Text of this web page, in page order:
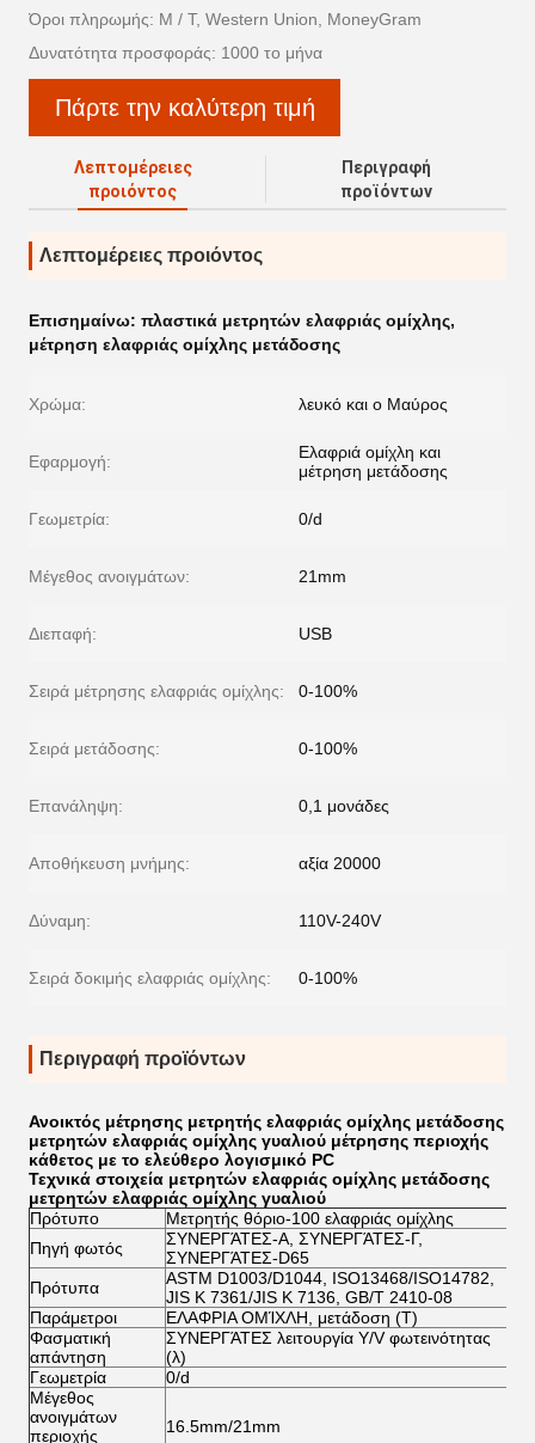
Όροι πληρωμής: Μ / Τ, Western Union, MoneyGram
Δυνατότητα προσφοράς: 1000 το μήνα
Πάρτε την καλύτερη τιμή
Λεπτομέρειες
προιόντος
Περιγραφή
προϊόντων
Λεπτομέρειες προιόντος
Επισημαίνω: πλαστικά μετρητών ελαφριάς ομίχλης,
μέτρηση ελαφριάς ομίχλης μετάδοσης
Χρώμα: λευκό και ο Μαύρος
Εφαρμογή:
Ελαφριά ομίχλη και
μέτρηση μετάδοσης
Γεωμετρία: 0/d
Μέγεθος ανοιγμάτων: 21mm
Διεπαφή: USB
Σειρά μέτρησης ελαφριάς ομίχλης: 0-100%
Σειρά μετάδοσης: 0-100%
Επανάληψη: 0,1 μονάδες
Αποθήκευση μνήμης: αξία 20000
Δύναμη: 110V-240V
Σειρά δοκιμής ελαφριάς ομίχλης: 0-100%
Περιγραφή προϊόντων
Ανοικτός μέτρησης μετρητής ελαφριάς ομίχλης μετάδοσης
μετρητών ελαφριάς ομίχλης γυαλιού μέτρησης περιοχής
κάθετος με το ελεύθερο λογισμικό PC
Τεχνικά στοιχεία μετρητών ελαφριάς ομίχλης μετάδοσης
μετρητών ελαφριάς ομίχλης γυαλιού
Πρότυπο
Μετρητής θόριο-100 ελαφριάς ομίχλης
Πηγή φωτός
ΣΥΝΕΡΓΆΤΕΣ-Α, ΣΥΝΕΡΓΆΤΕΣ-Γ,
ΣΥΝΕΡΓΆΤΕΣ-D65
Πρότυπα
ASTM D1003/D1044, ISO13468/ISO14782,
JIS Κ 7361/JIS Κ 7136, GB/T 2410-08
Παράμετροι
ΕΛΑΦΡΙΑ ΟΜΊΧΛΗ, μετάδοση (Τ)
Φασματική
απάντηση
ΣΥΝΕΡΓΆΤΕΣ λειτουργία Y/V φωτεινότητας
(λ)
Γεωμετρία
0/d
Μέγεθος
ανοιγμάτων
περιοχής
16.5mm/21mm